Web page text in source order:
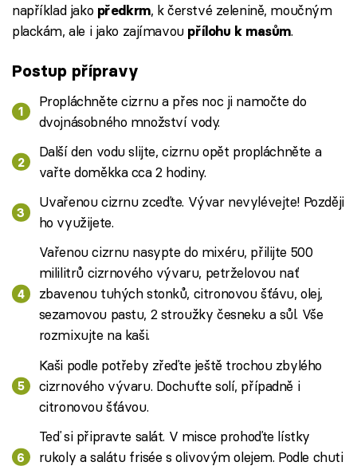
například jako předkrm, k čerstvé zelenině, moučným
plackám, ale i jako zajímavoupřílohu k masům.
Postup přípravy
Propláchněte cizrnu a přes noc ji namočte do
dvojnásobného množství vody.
Další den vodu slijte, cizrnu opět propláchněte a
vařte doměkka cca 2 hodiny.
Uvařenou cizrnu zceďte. Vývar nevylévejte! Později
ho využijete.
Vařenou cizrnu nasypte do mixéru, přilijte 500
mililitrů cizrnového vývaru, petrželovou nať
zbavenou tuhých stonků, citronovou šťávu, olej,
sezamovou pastu, 2 stroužky česneku a sůl. Vše
rozmixujte na kaši.
Kaši podle potřeby zřeďte ještě trochou zbylého
cizrnového vývaru. Dochuťte solí, případně i
citronovou šťávou.
Teď si připravte salát. V misce prohoďte lístky
rukoly a salátu frisée s olivovým olejem. Podle chuti